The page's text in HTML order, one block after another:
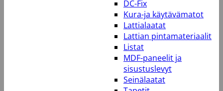
DC-Fix
Kura-ja käytävämatot
Lattialaatat
Lattian pintamateriaalit
Listat
MDF-paneelit ja
sisustuslevyt
Seinälaatat